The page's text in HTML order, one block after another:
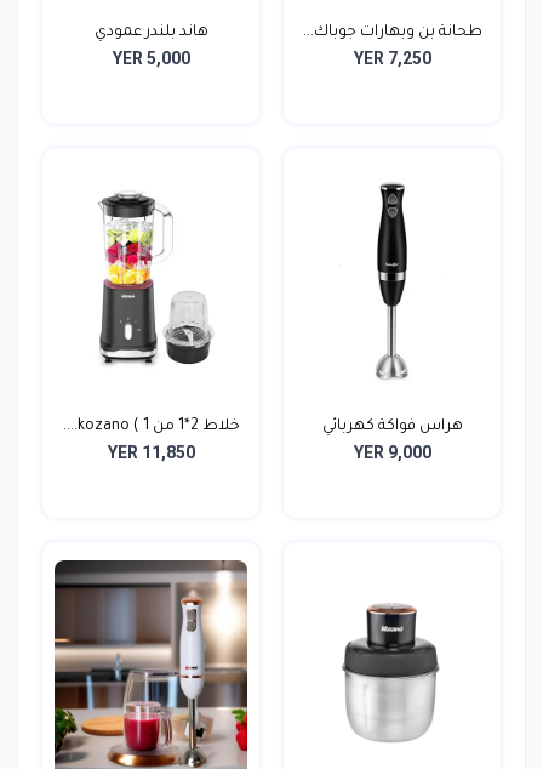
طحانة بن وبهارات جوباك...
YER 7,250
هاند بلندر عمودي
YER 5,000
هراس فواكة كهربائي
سوني...
YER 9,000
خلاط 2*1 من kozano ( 1....
YER 11,850